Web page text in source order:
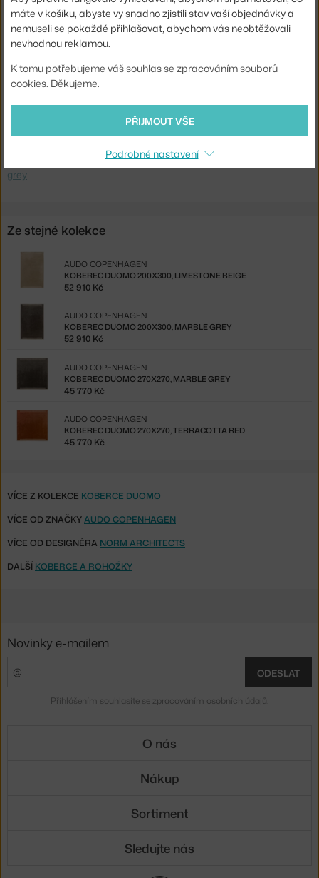
Barva:
šedá, taupe - šedohnědá
Materiál:
bavlna, vlna
Tvar koberce:
čtvercový
Kód produktu AUD-71004-000417
Ste zo Slovenska? Prejdite naKoberec Duomo 270x270, marble
Shopping from the EU? Switch toDuomo Rug 270x270, marble
grey
Ze stejné kolekce
KOBEREC DUOMO 200X300, LIMESTONE BEIGE
AUDO COPENHAGEN
52 910 Kč
KOBEREC DUOMO 200X300, MARBLE GREY
AUDO COPENHAGEN
52 910 Kč
KOBEREC DUOMO 270X270, MARBLE GREY
AUDO COPENHAGEN
45 770 Kč
KOBEREC DUOMO 270X270, TERRACOTTA RED
AUDO COPENHAGEN
45 770 Kč
VÍCE Z KOLEKCE KOBERCE DUOMO
VÍCE OD ZNAČKYAUDO COPENHAGEN
VÍCE OD DESIGNÉRA NORM ARCHITECTS
DALŠÍ KOBERCE A ROHOŽKY
máte v košíku, abyste vy snadno zjistili stav vaší objednávky a
nemuseli se pokaždé přihlašovat, abychom vás neobtěžovali
nevhodnou reklamou.
K tomu potřebujeme váš souhlas se zpracováním souborů
cookies. Děkujeme.
PŘIJMOUT VŠE
Podrobné nastavení
Novinky e-mailem
ODESLAT
Přihlášením souhlasíte se zpracováním osobních údajů
O nás
Nákup
Sortiment
Sledujte nás